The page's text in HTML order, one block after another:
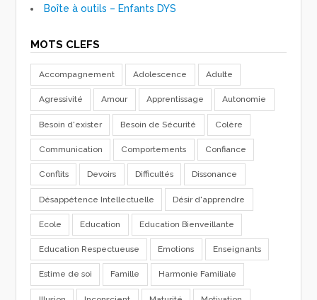
Boîte à outils – Enfants DYS
MOTS CLEFS
Accompagnement Adolescence Adulte
Agressivité Amour Apprentissage Autonomie
Besoin d'exister Besoin de Sécurité Colère
Communication Comportements Confiance
Conflits Devoirs Difficultés Dissonance
Désappétence Intellectuelle Désir d'apprendre
Ecole Education Education Bienveillante
Education Respectueuse Emotions Enseignants
Estime de soi Famille Harmonie Familiale